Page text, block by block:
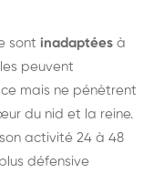
sont inadaptées à
peuvent
mais ne pénètrent
du nid et la reine.
activité 24 à 48
défensive